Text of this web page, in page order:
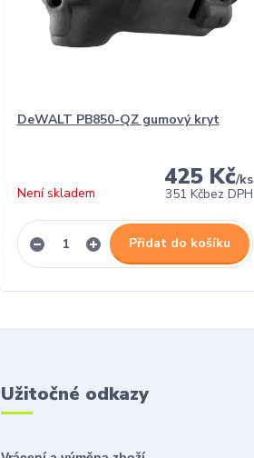
DeWALT PB850-QZ gumový kryt
425 Kč/ks
351 Kčbez DPH
Není skladem
Přidat do košíku
Užitočné odkazy